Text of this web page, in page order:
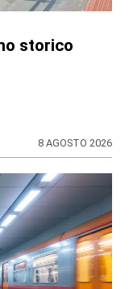
storico
8 AGOSTO 2026